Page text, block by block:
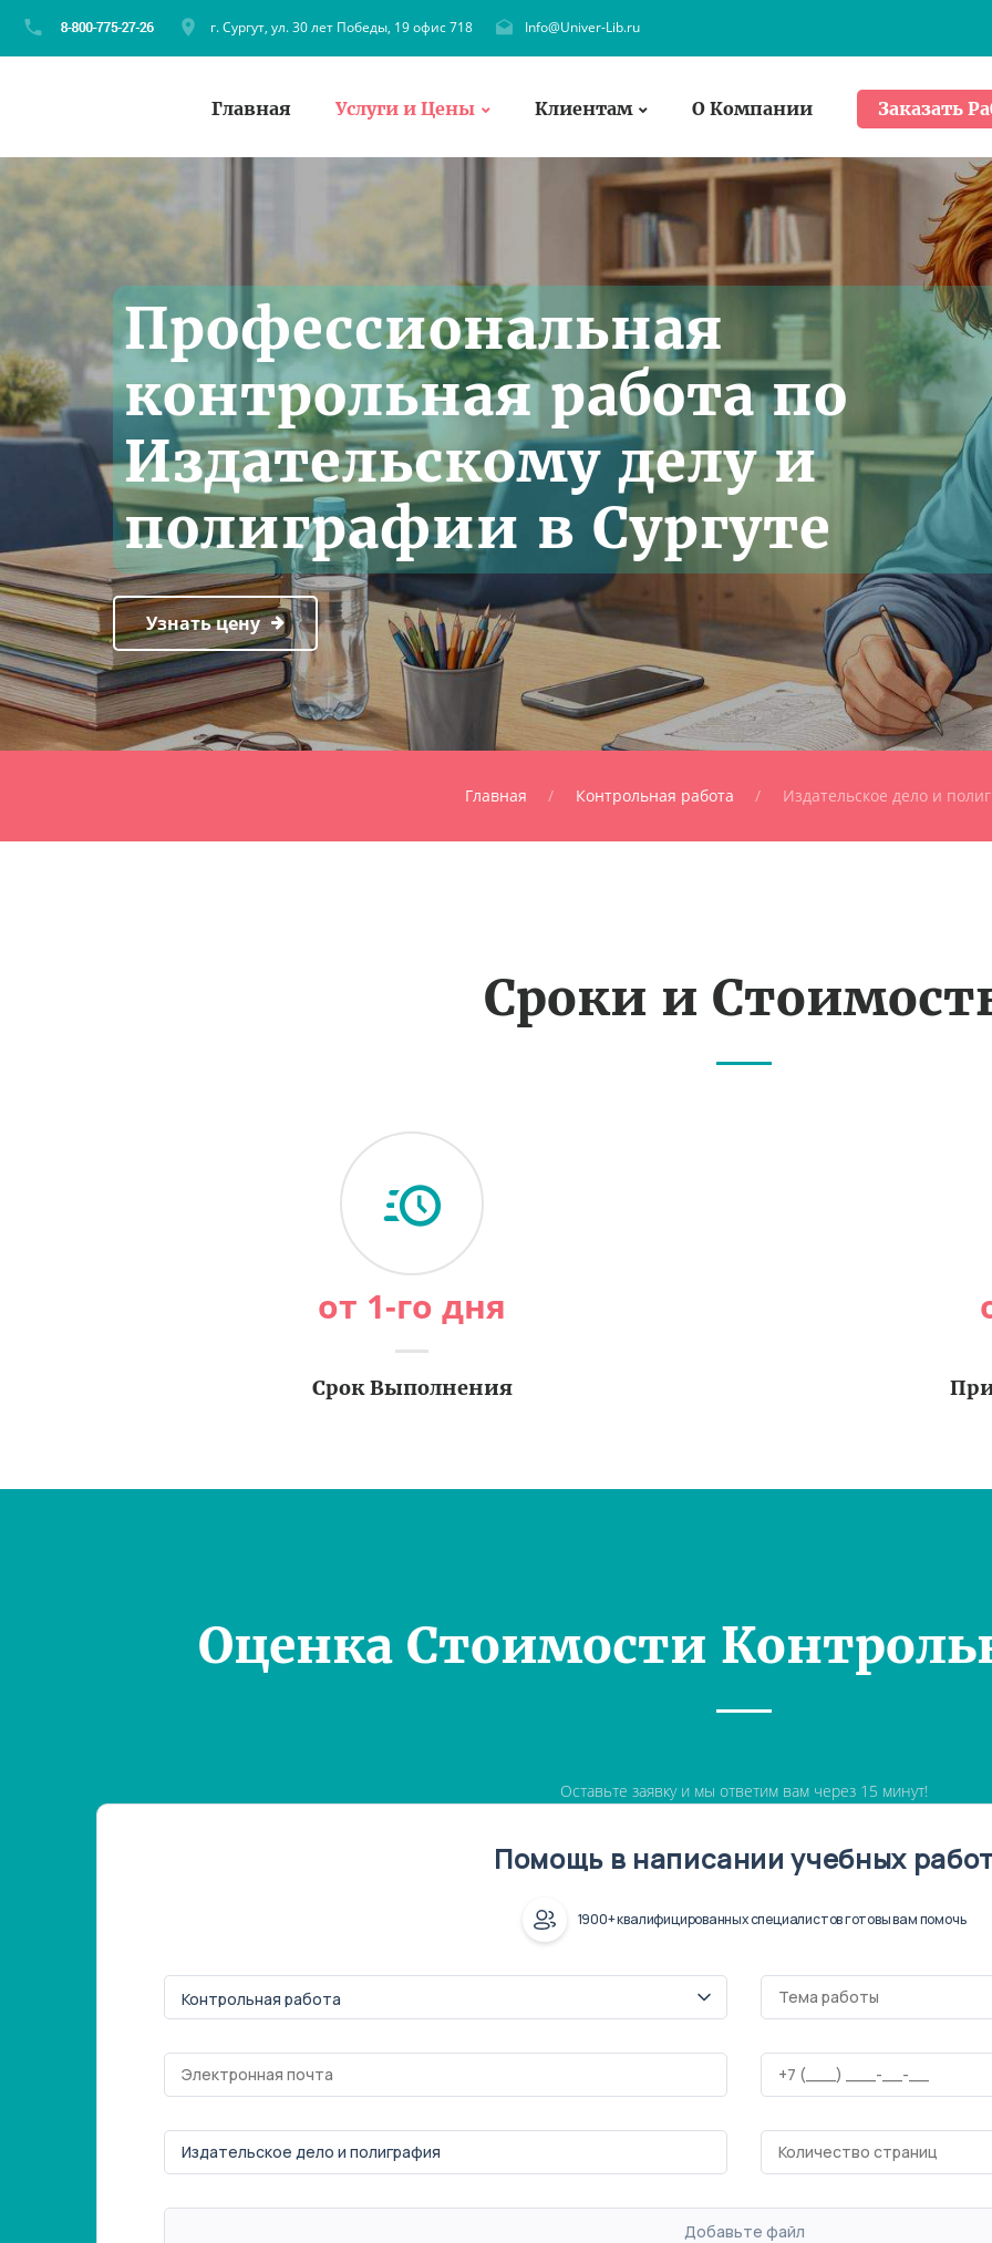
г. Сургут, ул. 30 лет Победы, 19 офис 718 Info@Univer-Lib.ru
Главная Услуги и Цены Клиентам О Компании Заказать
Профессиональная
контрольная работа по
Издательскому делу и
полиграфии в Сургуте
Узнать цену
Главная Контрольная работа Издательское дело и
Сроки и
от 1-го дня
Срок Выполнения
Оценка Стоимости
Оставьте заявку и мы ответим вам через 15 минут!
Помощь в написании учебных
1900+ квалифицированных специалистов готовы вам помочь
Добавьте файл